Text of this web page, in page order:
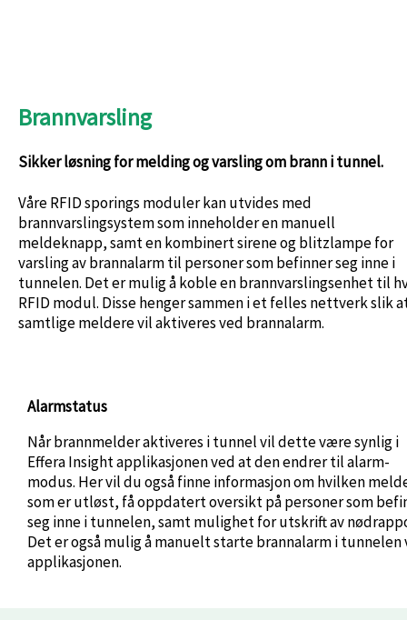
Brannvarsling
Sikker løsning for melding og varsling om brann i tunnel.
Våre RFID sporings moduler kan utvides med
brannvarslingsystem som inneholder en manuell
meldeknapp, samt en kombinert sirene og blitzlampe for
varsling av brannalarm til personer som befinner seg inne i
tunnelen. Det er mulig å koble en brannvarslingsenhet til
RFID modul. Disse henger sammen i et felles nettverk slik
samtlige meldere vil aktiveres ved brannalarm.
Alarmstatus
Når brannmelder aktiveres i tunnel vil dette være synlig i
Effera Insight applikasjonen ved at den endrer til alarm-
modus. Her vil du også finne informasjon om hvilken
som er utløst, få oppdatert oversikt på personer som
seg inne i tunnelen, samt mulighet for utskrift av
Det er også mulig å manuelt starte brannalarm i tunnelen
applikasjonen.